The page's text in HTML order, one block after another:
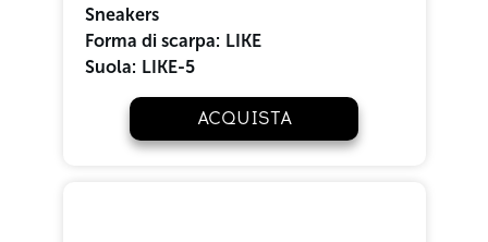
Sneakers
Forma di scarpa: LIKE
Suola: LIKE-5
ACQUISTA